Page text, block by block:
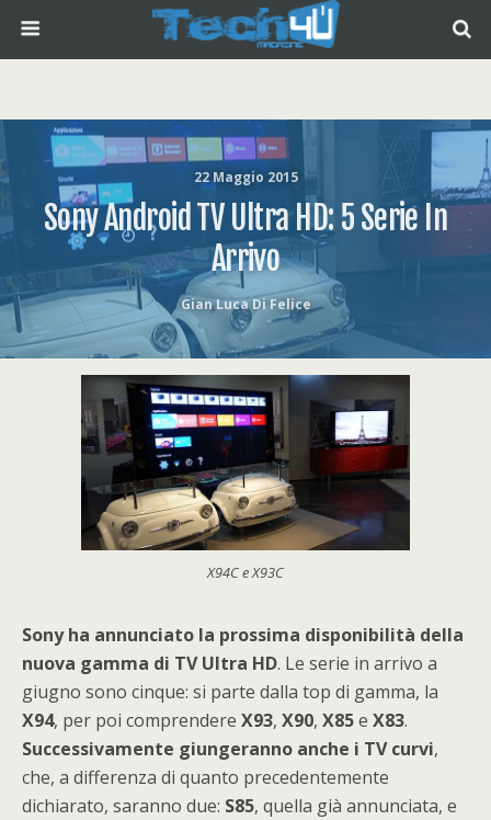
22 Maggio 2015
Sony Android TV Ultra HD: 5 Serie In
Arrivo
Gian Luca Di Felice
X94C e X93C
Sony ha annunciato la prossima disponibilità della
nuova gamma di TV Ultra HD. Le serie in arrivo a
giugno sono cinque: si parte dalla top di gamma, la
X94, per poi comprendere X93, X90, X85e X83.
Successivamente giungeranno anche i TV curvi,
che, a differenza di quanto precedentemente
dichiarato, saranno due: S85, quella già annunciata, e